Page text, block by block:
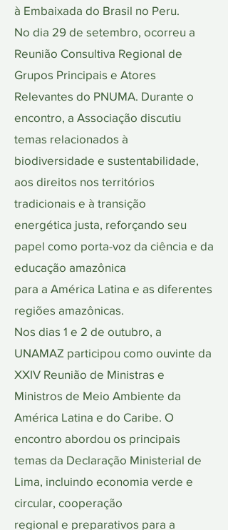
à Embaixada do Brasil no Peru.
No dia 29 de setembro, ocorreu a
Reunião Consultiva Regional de
Grupos Principais e Atores
Relevantes do PNUMA. Durante o
encontro, a Associação discutiu
temas relacionados à
biodiversidade e sustentabilidade,
aos direitos nos territórios
tradicionais e à transição
energética justa, reforçando seu
papel como porta-voz da ciência e da
educação amazônica
para a América Latina e as diferentes
regiões amazônicas.
Nos dias 1 e 2 de outubro, a
UNAMAZ participou como ouvinte da
XXIV Reunião de Ministras e
Ministros de Meio Ambiente da
América Latina e do Caribe. O
encontro abordou os principais
temas da Declaração Ministerial de
Lima, incluindo economia verde e
circular, cooperação
regional e preparativos para a